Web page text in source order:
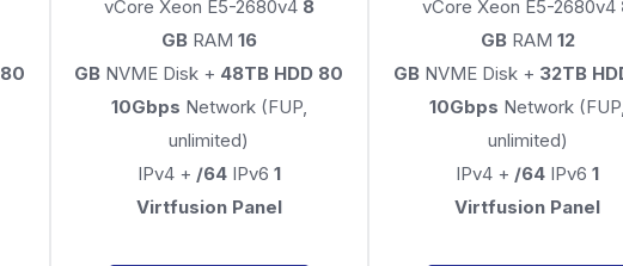
12 GB
RAM
NVME Disk + 32TB
10Gbps Network
unlimited)
1
IPv4 +
/64 IPv6
Virtfusion Panel
8
vCore Xeon E5-2680v4
16 GB
RAM
80 GB
NVME Disk + 48TB HDD
10Gbps Network (FUP,
unlimited)
1
/64IPv6
Virtfusion Panel
80 GB